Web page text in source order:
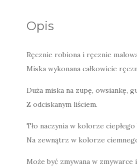
Opis
Ręcznie robiona i ręcznie
Miska wykonana całkowicie
Duża miska na zupę, owsiankę,
Z odciskanym liściem.
Tło naczynia w kolorze ciepłego
Na zewnątrz w kolorze
Może być zmywana w zmywarce